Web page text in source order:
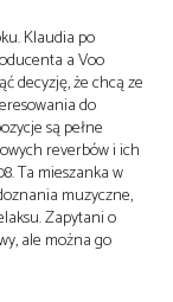
Klaudia po
a Voo
decyzję, że chcą ze
do
są pełne
reverbów i ich
Ta mieszanka w
muzyczne,
Zapytani o
ale można go